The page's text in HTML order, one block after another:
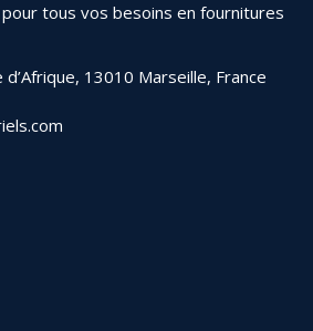
tous vos besoins en fournitures
d’Afrique, 13010 Marseille, France